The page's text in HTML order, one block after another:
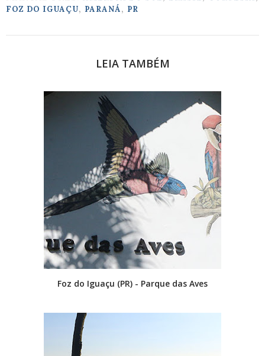
FOZ DO IGUAÇU, PARANÁ, PR
LEIA TAMBÉM
Foz do Iguaçu (PR) - Parque das Aves